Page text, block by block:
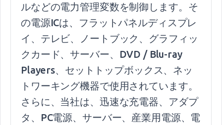
ルなどの電力管理変数を制御します。そ
の電源ICは、フラットパネルディスプレ
イ、テレビ、ノートブック、グラフィッ
クカード、サーバー、DVD / Blu-ray
Players、セットトップボックス、ネッ
トワーキング機器で使用されています。
さらに、当社は、迅速な充電器、アダプ
タ、PC電源、サーバー、産業用電源、電